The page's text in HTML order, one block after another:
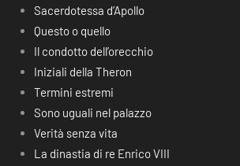
Sacerdotessa d’Apollo
Questo o quello
Il condotto dell’orecchio
Iniziali della Theron
Termini estremi
Sono uguali nel palazzo
Verità senza vita
La dinastia di re Enrico VIII